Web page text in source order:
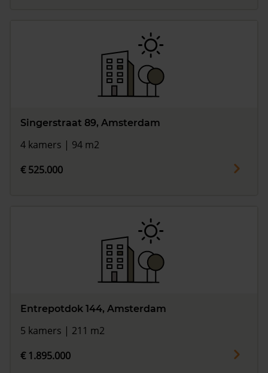
Singerstraat 89, Amsterdam
4 kamers | 94 m2
€ 525.000
Entrepotdok 144, Amsterdam
5 kamers | 211 m2
€ 1.895.000